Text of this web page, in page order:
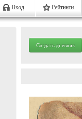
Вход Рейтинги
Создать дневник